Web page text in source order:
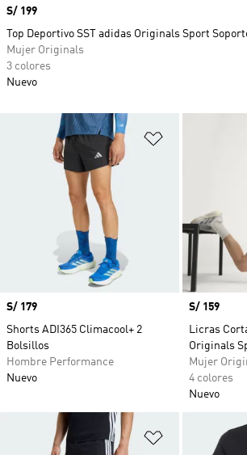
Añadir a la
Precio
S/ 179
Shorts ADI365 Climacool+ 2
Bolsillos
Hombre Performance
Nuevo
Precio
S/ 159
Licras
Originals
Mujer
4 colores
Nuevo
Añadir a la
Precio
S/ 199
Top Deportivo SST adidas Originals Sport
Mujer Originals
3 colores
Nuevo